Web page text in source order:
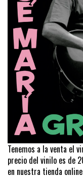
Tenemos a la venta el
precio del vinilo es de
en nuestra tienda online